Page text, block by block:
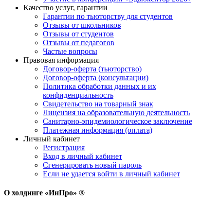
Качество услуг, гарантии
Гарантии по тьюторству для студентов
Отзывы от школьников
Отзывы от студентов
Отзывы от педагогов
Частые вопросы
Правовая информация
Договор-оферта (тьюторство)
Договор-оферта (консультации)
Политика обработки данных и их
конфиденциальность
Свидетельство на товарный знак
Лицензия на образовательную деятельность
Санитарно-эпидемиологическое заключение
Платежная информация (оплата)
Личный кабинет
Регистрация
Вход в личный кабинет
Сгенерировать новый пароль
Если не удается войти в личный кабинет
О холдинге «ИнПро» ®